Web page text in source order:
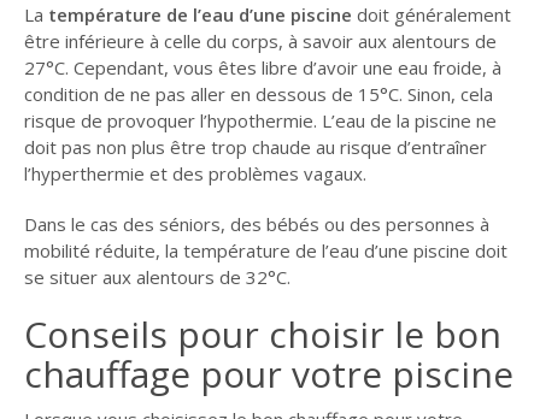
La température de l’eau d’une piscine doit généralement
être inférieure à celle du corps, à savoir aux alentours de
27°C. Cependant, vous êtes libre d’avoir une eau froide, à
condition de ne pas aller en dessous de 15°C. Sinon, cela
risque de provoquer l’hypothermie. L’eau de la piscine ne
doit pas non plus être trop chaude au risque d’entraîner
l’hyperthermie et des problèmes vagaux.
Dans le cas des séniors, des bébés ou des personnes à
mobilité réduite, la température de l’eau d’une piscine doit
se situer aux alentours de 32°C.
Conseils pour choisir le bon
chauffage pour votre piscine